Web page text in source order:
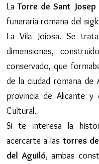
La Torre de Sant Josep
funeraria romana del
La Vila Joiosa. Se
dimensiones,
conservado, que
de la ciudad romana de
provincia de Alicante y
Cultural.
Si te interesa la
acercarte a las torres
del Aguiló, ambas